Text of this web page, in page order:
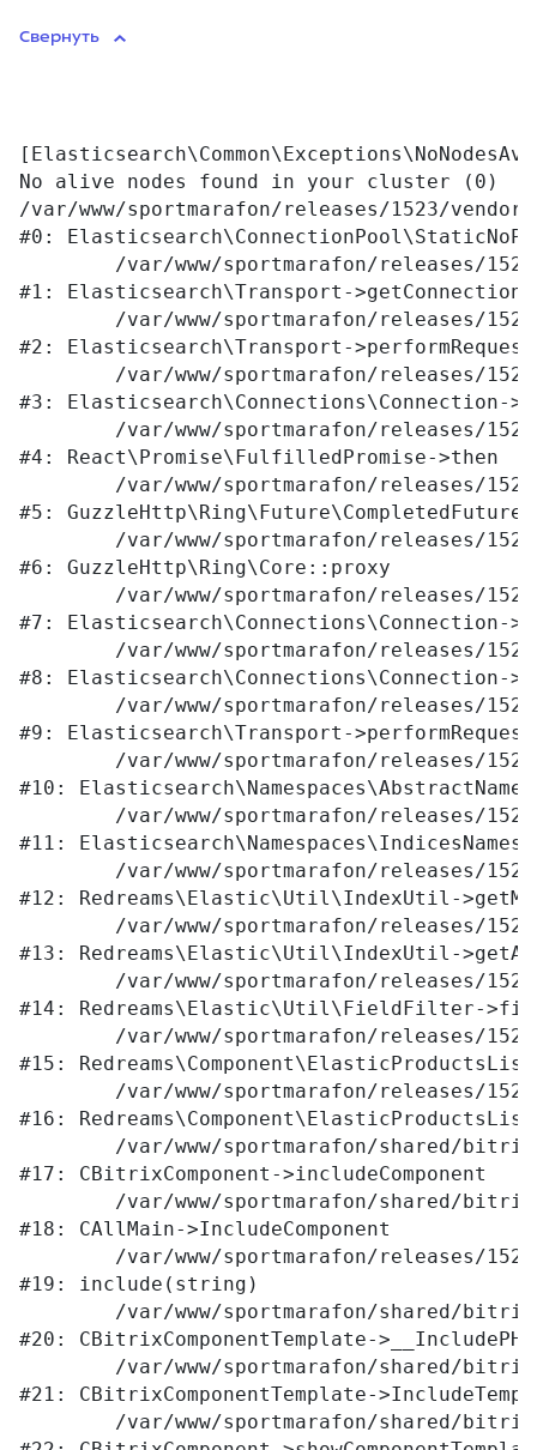
Свернуть
No alive nodes found in your cluster (0)
/var/www/sportmarafon/releases/1523/
#0:
#1: Elasticsearch\Transport->getConnection
#2: Elasticsearch\Transport->performRequest
#3: Elasticsearch\Connections\Connection-
#4: React\Promise\FulfilledPromise->then
#5:
#6: GuzzleHttp\Ring\Core::proxy
#7: Elasticsearch\Connections\Connection-
#8: Elasticsearch\Connections\Connection-
#9: Elasticsearch\Transport->performRequest
#10:
#11:
#12: Redreams\Elastic\Util\IndexUtil-
#13: Redreams\Elastic\Util\IndexUtil-
#14: Redreams\Elastic\Util\FieldFilter-
#15:
#16:
#17: CBitrixComponent->includeComponent
#18: CAllMain->IncludeComponent
#19: include(string)
#20: CBitrixComponentTemplate-
#21: CBitrixComponentTemplate-